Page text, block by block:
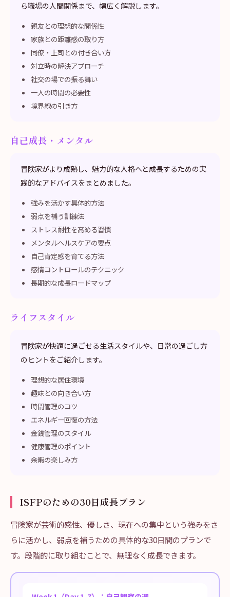
ら職場の人間関係まで、幅広く解説します。
親友との理想的な関係性
家族との距離感の取り方
同僚・上司との付き合い方
対立時の解決アプローチ
社交の場での振る舞い
一人の時間の必要性
境界線の引き方
自己成長・メンタル
冒険家がより成熟し、魅力的な人格へと成長するための実
践的なアドバイスをまとめました。
強みを活かす具体的方法
弱点を補う訓練法
ストレス耐性を高める習慣
メンタルヘルスケアの要点
自己肯定感を育てる方法
感情コントロールのテクニック
長期的な成長ロードマップ
ライフスタイル
冒険家が快適に過ごせる生活スタイルや、日常の過ごし方
のヒントをご紹介します。
理想的な居住環境
趣味との向き合い方
時間管理のコツ
エネルギー回復の方法
金銭管理のスタイル
健康管理のポイント
余暇の楽しみ方
ISFPのための30日成長プラン
冒険家が芸術的感性、優しさ、現在への集中という強みをさ
らに活かし、弱点を補うための具体的な30日間のプランで
す。段階的に取り組むことで、無理なく成長できます。